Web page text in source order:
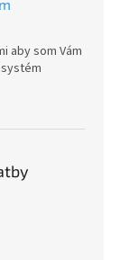
aby som Vám